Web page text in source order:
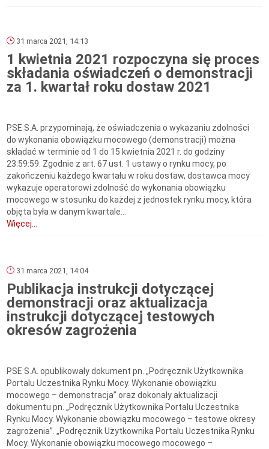
31 marca 2021, 14:13
1 kwietnia 2021 rozpoczyna się proces
składania oświadczeń o demonstracji
za 1. kwartał roku dostaw 2021
PSE S.A. przypominają, że oświadczenia o wykazaniu zdolności
do wykonania obowiązku mocowego (demonstracji) można
składać w terminie od 1 do 15 kwietnia 2021 r. do godziny
23:59:59. Zgodnie z art. 67 ust. 1 ustawy o rynku mocy, po
zakończeniu każdego kwartału w roku dostaw, dostawca mocy
wykazuje operatorowi zdolność do wykonania obowiązku
mocowego w stosunku do każdej z jednostek rynku mocy, która
objęta była w danym kwartale...
Więcej...
31 marca 2021, 14:04
Publikacja instrukcji dotyczącej
demonstracji oraz aktualizacja
instrukcji dotyczącej testowych
okresów zagrożenia
PSE S.A. opublikowały dokument pn. „Podręcznik Użytkownika
Portalu Uczestnika Rynku Mocy. Wykonanie obowiązku
mocowego – demonstracja” oraz dokonały aktualizacji
dokumentu pn. „Podręcznik Użytkownika Portalu Uczestnika
Rynku Mocy. Wykonanie obowiązku mocowego – testowe okresy
zagrożenia”. „Podręcznik Użytkownika Portalu Uczestnika Rynku
Mocy. Wykonanie obowiązku mocowego mocowego –